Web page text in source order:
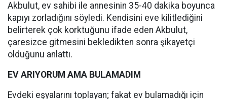
Akbulut, ev sahibi ile annesinin 35-40 dakika boyunca
kapıyı zorladığını söyledi. Kendisini eve kilitlediğini
belirterek çok korktuğunu ifade eden Akbulut,
çaresizce gitmesini bekledikten sonra şikayetçi
olduğunu anlattı.
EV ARIYORUM AMA BULAMADIM
Evdeki eşyalarını toplayan; fakat ev bulamadığı için